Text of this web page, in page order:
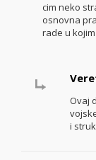
cim neko
osnovna
rade u
Ovaj
i